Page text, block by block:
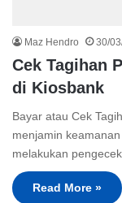
Maz Hendro 30/
Cek Tagihan
di Kiosbank
Bayar atau Cek
menjamin
melakukan
Read More »